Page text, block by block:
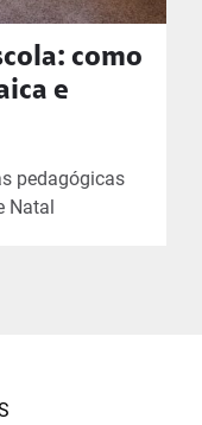
como
e
pedagógicas
Natal